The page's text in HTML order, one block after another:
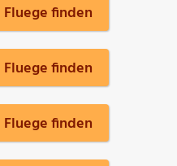
Fluege finden
Fluege finden
Fluege finden